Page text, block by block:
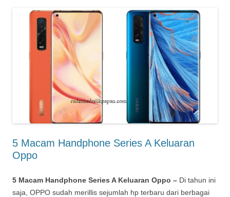
5 Macam Handphone Series A Keluaran
Oppo
5 Macam Handphone Series A Keluaran Oppo – Di tahun ini
saja, OPPO sudah merillis sejumlah hp terbaru dari berbagai